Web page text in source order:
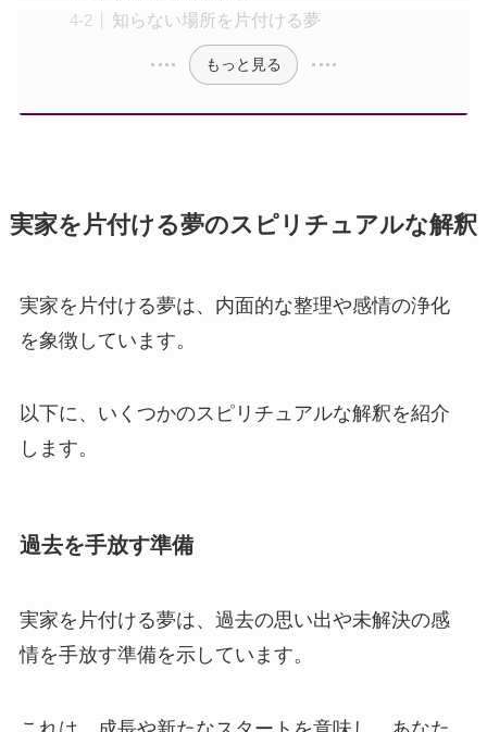
知らない場所を片付ける夢
もっと見る
実家を片付ける夢のスピリチュアルな解釈
実家を片付ける夢は、内面的な整理や感情の浄化
を象徴しています。
以下に、いくつかのスピリチュアルな解釈を紹介
します。
過去を手放す準備
実家を片付ける夢は、過去の思い出や未解決の感
情を手放す準備を示しています。